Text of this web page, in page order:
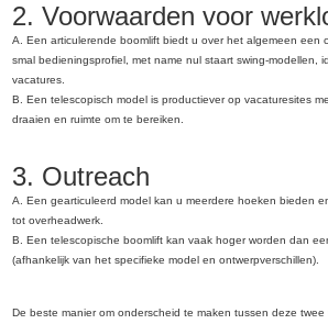
2. Voorwaarden voor
A. Een articulerende boomlift biedt u over het algemeen een
smal bedieningsprofiel, met name nul staart swing-modellen,
vacatures.
B. Een telescopisch model is productiever op vacaturesites
draaien en ruimte om te bereiken.
3. Outreach
A. Een gearticuleerd model kan u meerdere hoeken bieden
tot overheadwerk.
B. Een telescopische boomlift kan vaak hoger worden dan
(afhankelijk van het specifieke model en ontwerpverschillen).
De beste manier om onderscheid te maken tussen deze